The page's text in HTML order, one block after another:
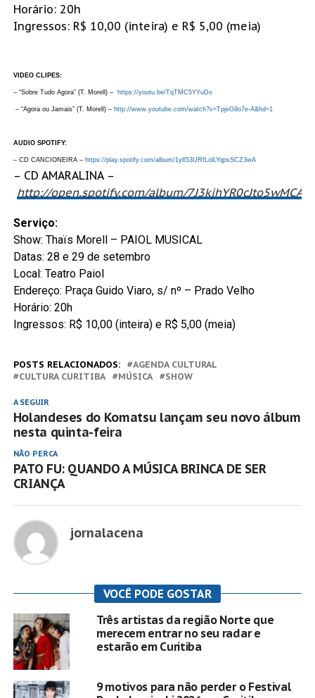
Horário: 20h
Ingressos: R$ 10,00 (inteira) e R$ 5,00 (meia)
VIDEO CLIPES:
– “Sobre Tudo Agora” (T. Morell) – https://youtu.be/TqTMC5YYuDo
– “Agora ou Jamais” (T. Morell) – http://www.youtube.com/watch?v=TpjeG9o7e-A&hd=1
AUDIO SPOTIFY:
– CD CANCIONEIRA – https://play.spotify.com/album/1y653URfLolLYqpsSCZ3wA
– CD AMARALINA –
http://open.spotify.com/album/
Serviço:
Show: Thaïs Morell – PAIOL MUSICAL
Datas: 28 e 29 de setembro
Local: Teatro Paiol
Endereço: Praça Guido Viaro, s/ nº – Prado Velho
Horário: 20h
Ingressos: R$ 10,00 (inteira) e R$ 5,00 (meia)
POSTS RELACIONADOS:
AGENDA CULTURAL
CULTURA CURITIBA
MÚSICA SHOW
A SEGUIR
Holandeses do Komatsu lançam seu novo álbum
nesta quinta-feira
NÃO PERCA
PATO FU: QUANDO A MÚSICA BRINCA DE SER
CRIANÇA
jornalacena
VOCÊ PODE GOSTAR
Três artistas da região Norte que
merecem entrar no seu radar e
estarão em Curitiba
9 motivos para não perder o Festival